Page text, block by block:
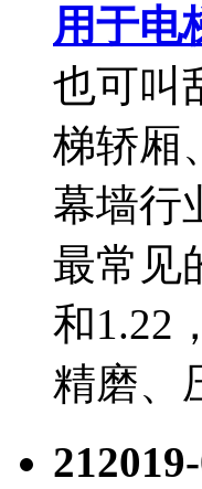
用于电
也可叫
梯轿厢
幕墙行
最常见
和1.22
精磨、
21